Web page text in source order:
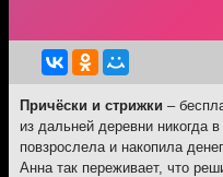
Причёски и стрижки –
из дальней деревни никогда
повзрослела и накопила
Анна так переживает, что